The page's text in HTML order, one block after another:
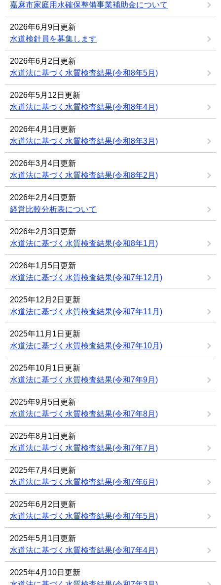
嘉麻市家庭用水確保整備事業補助金について
2026年6月9日更新
水道検針員を募集します
2026年6月2日更新
水道法に基づく水質検査結果(令和8年5月)
2026年5月12日更新
水道法に基づく水質検査結果(令和8年4月)
2026年4月1日更新
水道法に基づく水質検査結果(令和8年3月)
2026年3月4日更新
水道法に基づく水質検査結果(令和8年2月)
2026年2月4日更新
経営比較分析表について
2026年2月3日更新
水道法に基づく水質検査結果(令和8年1月)
2026年1月5日更新
水道法に基づく水質検査結果(令和7年12月)
2025年12月2日更新
水道法に基づく水質検査結果(令和7年11月)
2025年11月1日更新
水道法に基づく水質検査結果(令和7年10月)
2025年10月1日更新
水道法に基づく水質検査結果(令和7年9月)
2025年9月5日更新
水道法に基づく水質検査結果(令和7年8月)
2025年8月1日更新
水道法に基づく水質検査結果(令和7年7月)
2025年7月4日更新
水道法に基づく水質検査結果(令和7年6月)
2025年6月2日更新
水道法に基づく水質検査結果(令和7年5月)
2025年5月1日更新
水道法に基づく水質検査結果(令和7年4月)
2025年4月10日更新